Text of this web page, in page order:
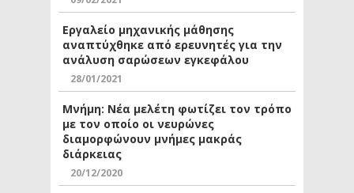
Εργαλείο μηχανικής μάθησης
αναπτύχθηκε από ερευνητές για την
ανάλυση σαρώσεων εγκεφάλου
28/01/2021
Μνήμη: Νέα μελέτη φωτίζει τον τρόπο
με τον οποίο οι νευρώνες
διαμορφώνουν μνήμες μακράς
διάρκειας
20/12/2020